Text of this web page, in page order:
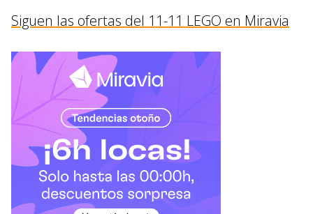
Siguen las ofertas del 11-11 LEGO en Miravia